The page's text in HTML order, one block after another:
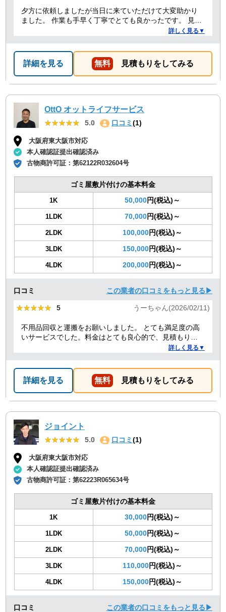
夕方に依頼しましたが当日に来ていただけて大変助かり
ました。 作業も手早く丁寧でとても良かったです。 見積
り金額以上の追加料金もありませんでした。 ありがとう
詳しく見る▼
詳細を見る 無料 見積もりをしてみる
OttO オットライフサービス
★★★★★
★★★★★ 5.0 口コミ (1)
大阪府東大阪市対応
本人確認証提出確認済み
古物商許可証：第62122R032604号
ゴミ屋敷片付けの基本料金
1K 50,000円(税込)～
1LDK 70,000円(税込)～
2LDK 100,000円(税込)～
3LDK 150,000円(税込)～
4LDK 200,000円(税込)～
口コミ この業者の口コミをもっと見る▶
★★★★★
★★★★★ 5 うーちゃん(2026/02/11)
不用品回収と運搬をお願いしました。 とても満足度の高
いサービスでした。料金はとても良心的で、見積もりか
ら作業当日まで終始スムーズ。運び出し・運び込みの作
た。作業の質も人柄も良く、安心して任せられる業者さ
んだと感じました。また機会があったら是非利用させて
いただきます。
詳しく見る▼
詳細を見る 無料 見積もりをしてみる
ジョイント
★★★★★
★★★★★ 5.0 口コミ (1)
大阪府東大阪市対応
本人確認証提出確認済み
古物商許可証：第62223R065634号
ゴミ屋敷片付けの基本料金
1K 30,000円(税込)～
1LDK 50,000円(税込)～
2LDK 70,000円(税込)～
3LDK 110,000円(税込)～
4LDK 150,000円(税込)～
口コミ この業者の口コミをもっと見る▶